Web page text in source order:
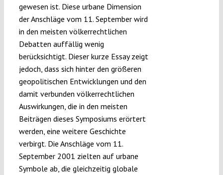
gewesen ist. Diese urbane Dimension
der Anschläge vom 11. September wird
in den meisten völkerrechtlichen
Debatten auffällig wenig
berücksichtigt. Dieser kurze Essay zeigt
jedoch, dass sich hinter den größeren
geopolitischen Entwicklungen und den
damit verbunden völkerrechtlichen
Auswirkungen, die in den meisten
Beiträgen dieses Symposiums erörtert
werden, eine weitere Geschichte
verbirgt. Die Anschläge vom 11.
September 2001 zielten auf urbane
Symbole ab, die gleichzeitig globale